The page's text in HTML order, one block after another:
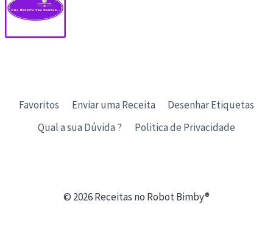
Favoritos Enviar uma Receita
Desenhar Etiquetas
Qual a sua Dúvida ?
Politica de Privacidade
© 2026 Receitas no Robot Bimby®